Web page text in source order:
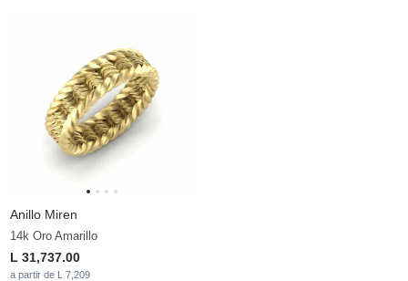
Anillo Miren
14k Oro Amarillo
L 31,737.00
a partir de L 7,209